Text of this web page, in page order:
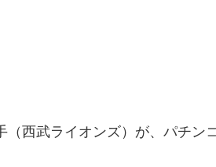
西武ライオンズ）が、パチン